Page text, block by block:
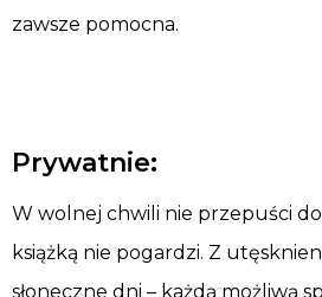
zawsze pomocna.
Prywatnie:
W wolnej chwili nie przepuści
książką nie pogardzi. Z
słoneczne dni – każdą możliwą